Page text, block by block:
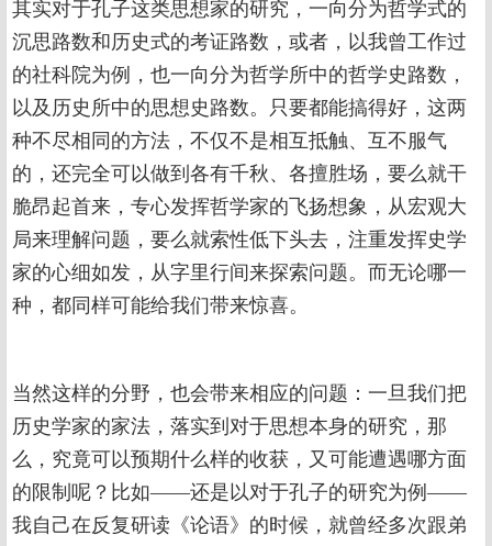
其实对于孔子这类思想家的研究，一向分为哲学式的
沉思路数和历史式的考证路数，或者，以我曾工作过
的社科院为例，也一向分为哲学所中的哲学史路数，
以及历史所中的思想史路数。只要都能搞得好，这两
种不尽相同的方法，不仅不是相互抵触、互不服气
的，还完全可以做到各有千秋、各擅胜场，要么就干
脆昂起首来，专心发挥哲学家的飞扬想象，从宏观大
局来理解问题，要么就索性低下头去，注重发挥史学
家的心细如发，从字里行间来探索问题。而无论哪一
种，都同样可能给我们带来惊喜。
当然这样的分野，也会带来相应的问题：一旦我们把
历史学家的家法，落实到对于思想本身的研究，那
么，究竟可以预期什么样的收获，又可能遭遇哪方面
的限制呢？比如——还是以对于孔子的研究为例——
我自己在反复研读《论语》的时候，就曾经多次跟弟